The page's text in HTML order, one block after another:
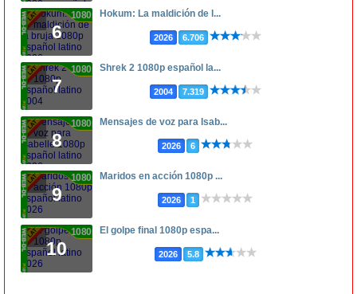
6
1080p Hokum: La maldición de l...
2026 6.706
7
1080p Shrek 2 1080p español la...
2004 7.319
8
1080p Mensajes de voz para Isab...
2026 6
9
1080p Maridos en acción 1080p ...
2026 1
10
1080p El golpe final 1080p espa...
2026 5.8